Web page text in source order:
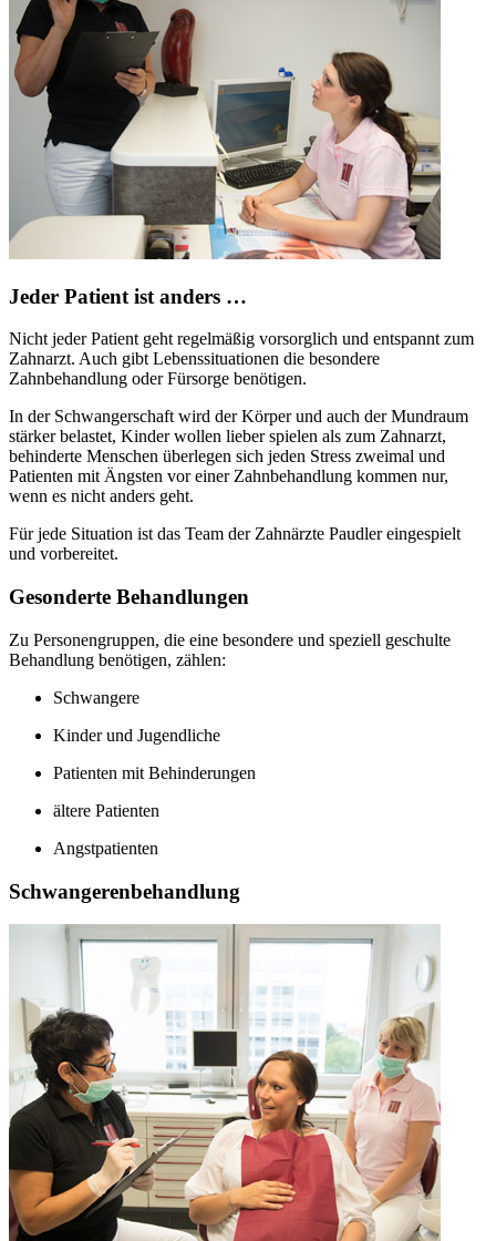
Jeder Patient ist anders …
Nicht jeder Patient geht regelmäßig vorsorglich und entspannt zum
Zahnarzt. Auch gibt Lebenssituationen die besondere
Zahnbehandlung oder Fürsorge benötigen.
In der Schwangerschaft wird der Körper und auch der Mundraum
stärker belastet, Kinder wollen lieber spielen als zum Zahnarzt,
behinderte Menschen überlegen sich jeden Stress zweimal und
Patienten mit Ängsten vor einer Zahnbehandlung kommen nur,
wenn es nicht anders geht.
Für jede Situation ist das Team der Zahnärzte Paudler eingespielt
und vorbereitet.
Gesonderte Behandlungen
Zu Personengruppen, die eine besondere und speziell geschulte
Behandlung benötigen, zählen:
Schwangere
Kinder und Jugendliche
Patienten mit Behinderungen
ältere Patienten
Angstpatienten
Schwangerenbehandlung